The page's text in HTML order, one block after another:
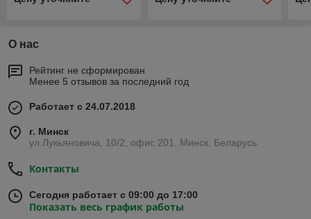
О нас
Рейтинг не сформирован
Менее 5 отзывов за последний год
Работает с 24.07.2018
г. Минск
ул.Лукьяновича, 10/2, офис 201, Минск, Беларусь
Контакты
Сегодня работает с 09:00 до 17:00
Показать весь график работы